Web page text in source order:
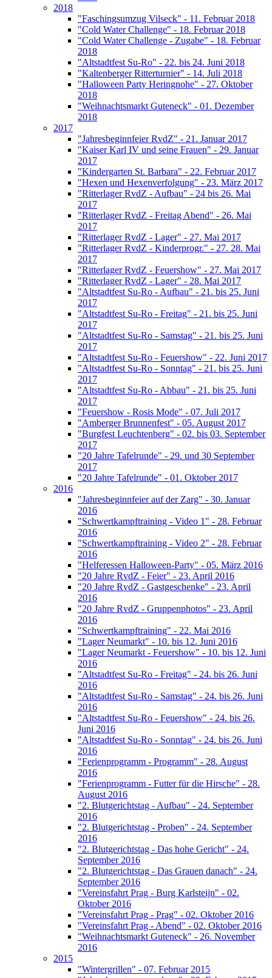
2018
"Faschingsumzug Vilseck" - 11. Februar 2018
"Cold Water Challenge" - 18. Februar 2018
"Cold Water Challenge - Zugabe" - 18. Februar
2018
"Altstadtfest Su-Ro" - 22. bis 24. Juni 2018
"Kaltenberger Ritterturnier" - 14. Juli 2018
"Halloween Party Heringnohe" - 27. Oktober
2018
"Weihnachtsmarkt Guteneck" - 01. Dezember
2018
2017
"Jahresbeginnfeier RvdZ" - 21. Januar 2017
"Kaiser Karl IV und seine Frauen" - 29. Januar
2017
"Kindergarten St. Barbara" - 22. Februar 2017
"Hexen und Hexenverfolgung" - 23. März 2017
"Ritterlager RvdZ - Aufbau" - 24 bis 26. Mai
2017
"Ritterlager RvdZ - Freitag Abend" - 26. Mai
2017
"Ritterlager RvdZ - Lager" - 27. Mai 2017
"Ritterlager RvdZ - Kinderprogr." - 27. 28. Mai
2017
"Ritterlager RvdZ - Feuershow" - 27. Mai 2017
"Ritterlager RvdZ - Lager" - 28. Mai 2017
"Altstadtfest Su-Ro - Aufbau" - 21. bis 25. Juni
2017
"Altstadtfest Su-Ro - Freitag" - 21. bis 25. Juni
2017
"Altstadtfest Su-Ro - Samstag" - 21. bis 25. Juni
2017
"Altstadtfest Su-Ro - Feuershow" - 22. Juni 2017
"Altstadtfest Su-Ro - Sonntag" - 21. bis 25. Juni
2017
"Altstadtfest Su-Ro - Abbau" - 21. bis 25. Juni
2017
"Feuershow - Rosis Mode" - 07. Juli 2017
"Amberger Brunnenfest" - 05. August 2017
"Burgfest Leuchtenberg" - 02. bis 03. September
2017
"20 Jahre Tafelrunde" - 29. und 30 September
2017
"20 Jahre Tafelrunde" - 01. Oktober 2017
2016
"Jahresbeginnfeier auf der Zarg" - 30. Januar
2016
"Schwertkampftraining - Video 1" - 28. Februar
2016
"Schwertkampftraining - Video 2" - 28. Februar
2016
"Helferessen Halloween-Party" - 05. März 2016
"20 Jahre RvdZ - Feier" - 23. April 2016
"20 Jahre RvdZ - Gastgeschenke" - 23. April
2016
"20 Jahre RvdZ - Gruppenphotos" - 23. April
2016
"Schwertkampftraining" - 22. Mai 2016
"Lager Neumarkt" - 10. bis 12. Juni 2016
"Lager Neumarkt - Feuershow" - 10. bis 12. Juni
2016
"Altstadtfest Su-Ro - Freitag" - 24. bis 26. Juni
2016
"Altstadtfest Su-Ro - Samstag" - 24. bis 26. Juni
2016
"Altstadtfest Su-Ro - Feuershow" - 24. bis 26.
Juni 2016
"Altstadtfest Su-Ro - Sonntag" - 24. bis 26. Juni
2016
"Ferienprogramm - Programm" - 28. August
2016
"Ferienprogramm - Futter für die Hirsche" - 28.
August 2016
"2. Blutgerichtstag - Aufbau" - 24. September
2016
"2. Blutgerichtstag - Proben" - 24. September
2016
"2. Blutgerichtstag - Das hohe Gericht" - 24.
September 2016
"2. Blutgerichtstag - Das Grauen danach" - 24.
September 2016
"Vereinsfahrt Prag - Burg Karlsteijn" - 02.
Oktober 2016
"Vereinsfahrt Prag - Prag" - 02. Oktober 2016
"Vereinsfahrt Prag - Abend" - 02. Oktober 2016
"Weihnachtsmarkt Guteneck" - 26. November
2016
2015
"Wintergrillen" - 07. Februar 2015